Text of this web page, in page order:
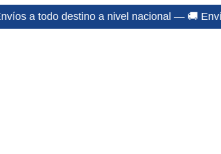
a nivel nacional — 🚚 Envíos a todo